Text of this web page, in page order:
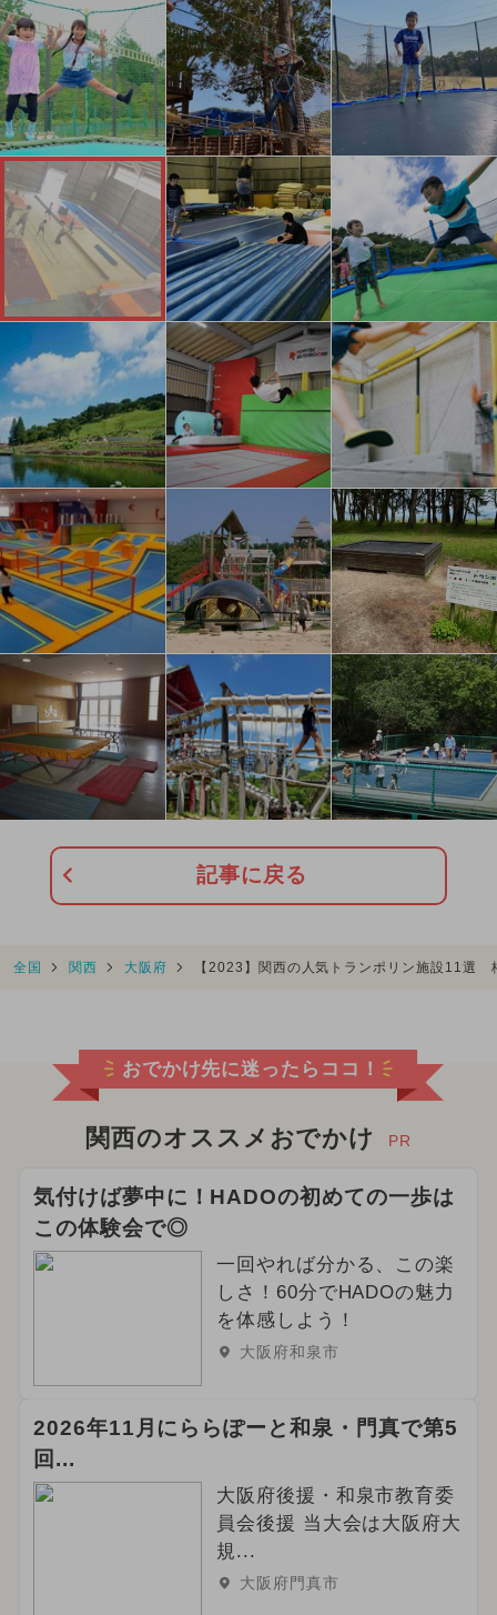
記事に戻る
全国 関西 大阪府 【2023】関西の人気トランポリン施設11選
おでかけ先に迷ったらココ！
関西のオススメおでかけ PR
気付けば夢中に！HADOの初めての一歩は
この体験会で◎
一回やれば分かる、この楽
しさ！60分でHADOの魅力
を体感しよう！
大阪府和泉市
2026年11月にららぽーと和泉・門真で第5
回...
大阪府後援・和泉市教育委
員会後援 当大会は大阪府大
規...
大阪府門真市